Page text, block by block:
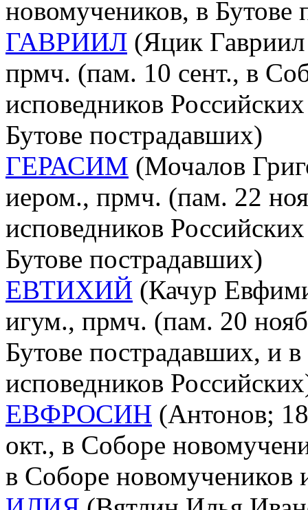
новомучеников, в Бутове
ГАВРИИЛ (Яцик
прмч. (пам. 10 сент., в
исповедников
Бутове пострадавших)
ГЕРАСИМ (Мочалов
иером., прмч. (пам. 22
исповедников
Бутове пострадавших)
ЕВТИХИЙ (Качур
игум., прмч. (пам. 20
Бутове пострадавших, и
исповедников
ЕВФРОСИН (Антонов;
окт., в Соборе
в Соборе новомучеников